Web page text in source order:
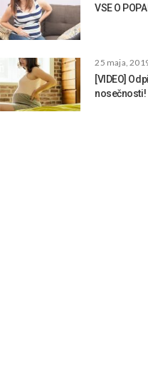
VSE O
25 maja,
[VIDEO]
nosečnosti!